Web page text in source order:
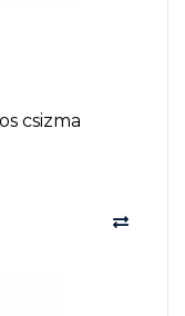
csizma